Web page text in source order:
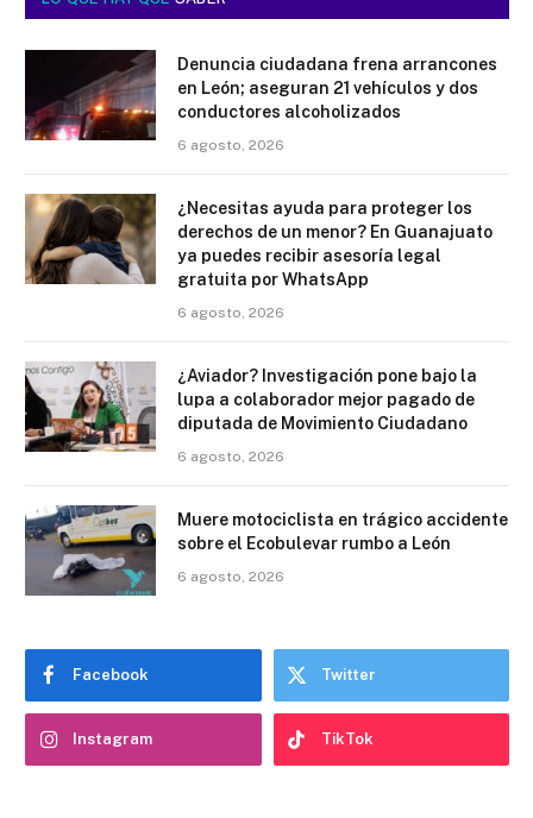
Denuncia ciudadana frena arrancones
en León; aseguran 21 vehículos y dos
conductores alcoholizados
6 agosto, 2026
¿Necesitas ayuda para proteger los
derechos de un menor? En Guanajuato
ya puedes recibir asesoría legal
gratuita por WhatsApp
6 agosto, 2026
¿Aviador? Investigación pone bajo la
lupa a colaborador mejor pagado de
diputada de Movimiento Ciudadano
6 agosto, 2026
Muere motociclista en trágico accidente
sobre el Ecobulevar rumbo a León
6 agosto, 2026
Facebook Twitter
Instagram TikTok